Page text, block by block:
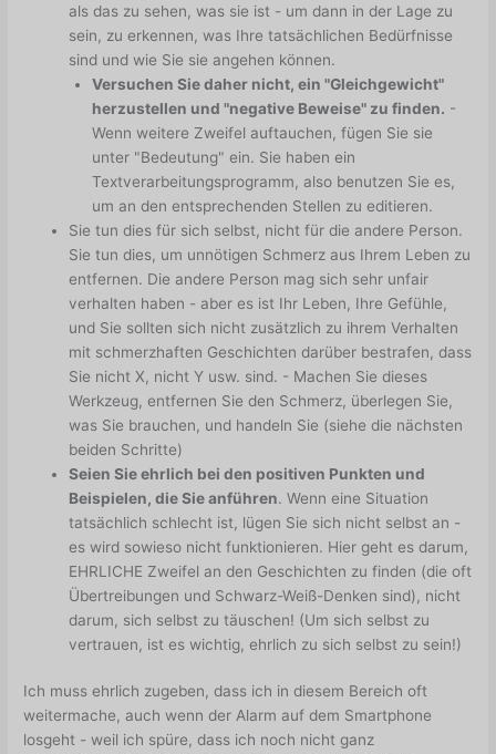
als das zu sehen, was sie ist - um dann in der Lage zu
sein, zu erkennen, was Ihre tatsächlichen Bedürfnisse
sind und wie Sie sie angehen können.
Versuchen Sie daher nicht, ein "Gleichgewicht"
herzustellen und "negative Beweise" zu finden. -
Wenn weitere Zweifel auftauchen, fügen Sie sie
unter "Bedeutung" ein. Sie haben ein
Textverarbeitungsprogramm, also benutzen Sie es,
um an den entsprechenden Stellen zu editieren.
Sie tun dies für sich selbst, nicht für die andere Person.
Sie tun dies, um unnötigen Schmerz aus Ihrem Leben zu
entfernen. Die andere Person mag sich sehr unfair
verhalten haben - aber es ist Ihr Leben, Ihre Gefühle,
und Sie sollten sich nicht zusätzlich zu ihrem Verhalten
mit schmerzhaften Geschichten darüber bestrafen, dass
Sie nicht X, nicht Y usw. sind. - Machen Sie dieses
Werkzeug, entfernen Sie den Schmerz, überlegen Sie,
was Sie brauchen, und handeln Sie (siehe die nächsten
beiden Schritte)
Seien Sie ehrlich bei den positiven Punkten und
Beispielen, die Sie anführen. Wenn eine Situation
tatsächlich schlecht ist, lügen Sie sich nicht selbst an -
es wird sowieso nicht funktionieren. Hier geht es darum,
EHRLICHE Zweifel an den Geschichten zu finden (die oft
Übertreibungen und Schwarz-Weiß-Denken sind), nicht
darum, sich selbst zu täuschen! (Um sich selbst zu
vertrauen, ist es wichtig, ehrlich zu sich selbst zu sein!)
Ich muss ehrlich zugeben, dass ich in diesem Bereich oft
weitermache, auch wenn der Alarm auf dem Smartphone
losgeht - weil ich spüre, dass ich noch nicht ganz